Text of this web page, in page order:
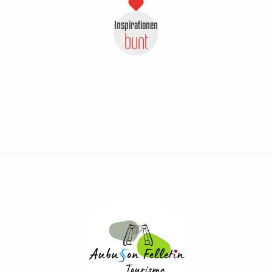
Inspirationen
bunt